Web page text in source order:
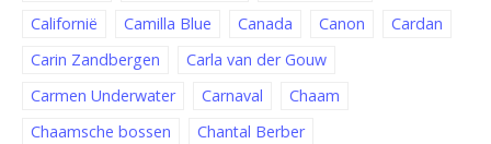
Californië
Camilla Blue Canada Canon
Cardan
Carin Zandbergen
Carla van der Gouw
Carmen Underwater
Carnaval
Chaam
Chaamsche bossen
Chantal Berber